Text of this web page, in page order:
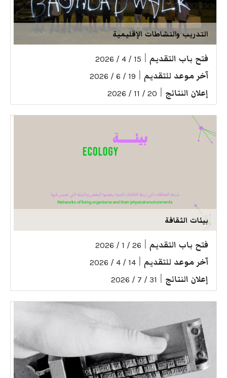
التدريب والنشاطات الإقليمية
فتح باب التقديم 15 / 4 / 2026
آخر موعد للتقديم 19 / 6 / 2026
إعلان النتائج 20 / 11 / 2026
بيئات الثقافة
فتح باب التقديم 26 / 1 / 2026
آخر موعد للتقديم 14 / 4 / 2026
إعلان النتائج 31 / 7 / 2026